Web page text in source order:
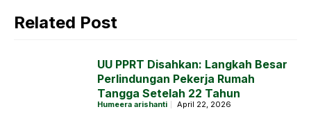
Related Post
UU PPRT Disahkan: Langkah Besar
Perlindungan Pekerja Rumah
Tangga Setelah 22 Tahun
Humeera arishanti April 22, 2026